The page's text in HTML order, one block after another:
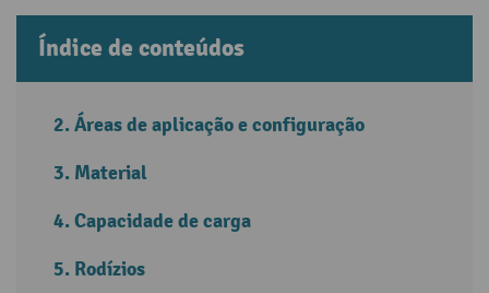
Índice de conteúdos
Áreas de aplicação e configuração
Material
Capacidade de carga
Rodízios